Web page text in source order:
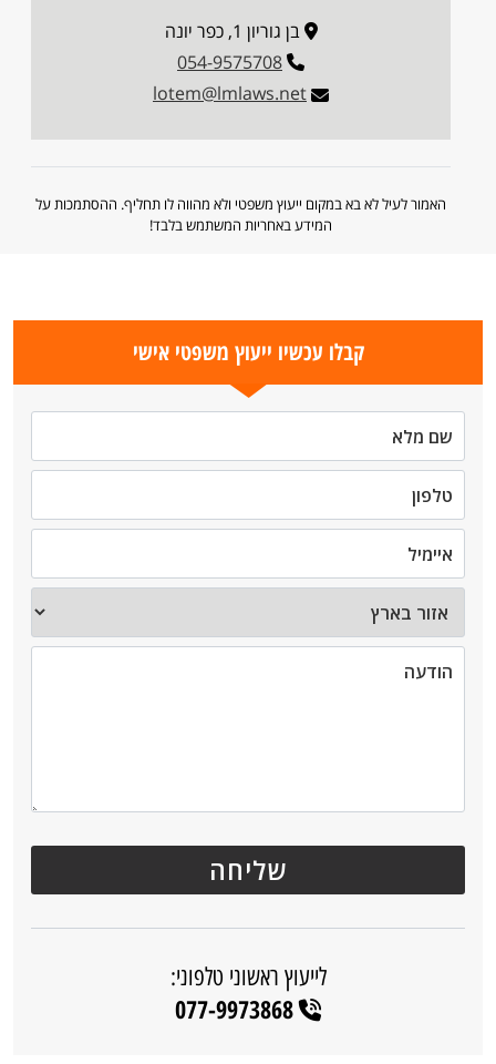
בן גוריון 1, כפר יונה
054-9575708
lotem@lmlaws.net
האמור לעיל לא בא במקום ייעוץ משפטי ולא מהווה לו תחליף. ההסתמכות על
המידע באחריות המשתמש בלבד!
קבלו עכשיו ייעוץ משפטי אישי
לייעוץ ראשוני טלפוני:
077-9973868